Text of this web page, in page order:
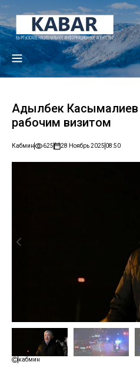
Адылбек Касымалиев
рабочим визитом
Кабмин 625 28 Ноябрь 2025 08:50
кабмин